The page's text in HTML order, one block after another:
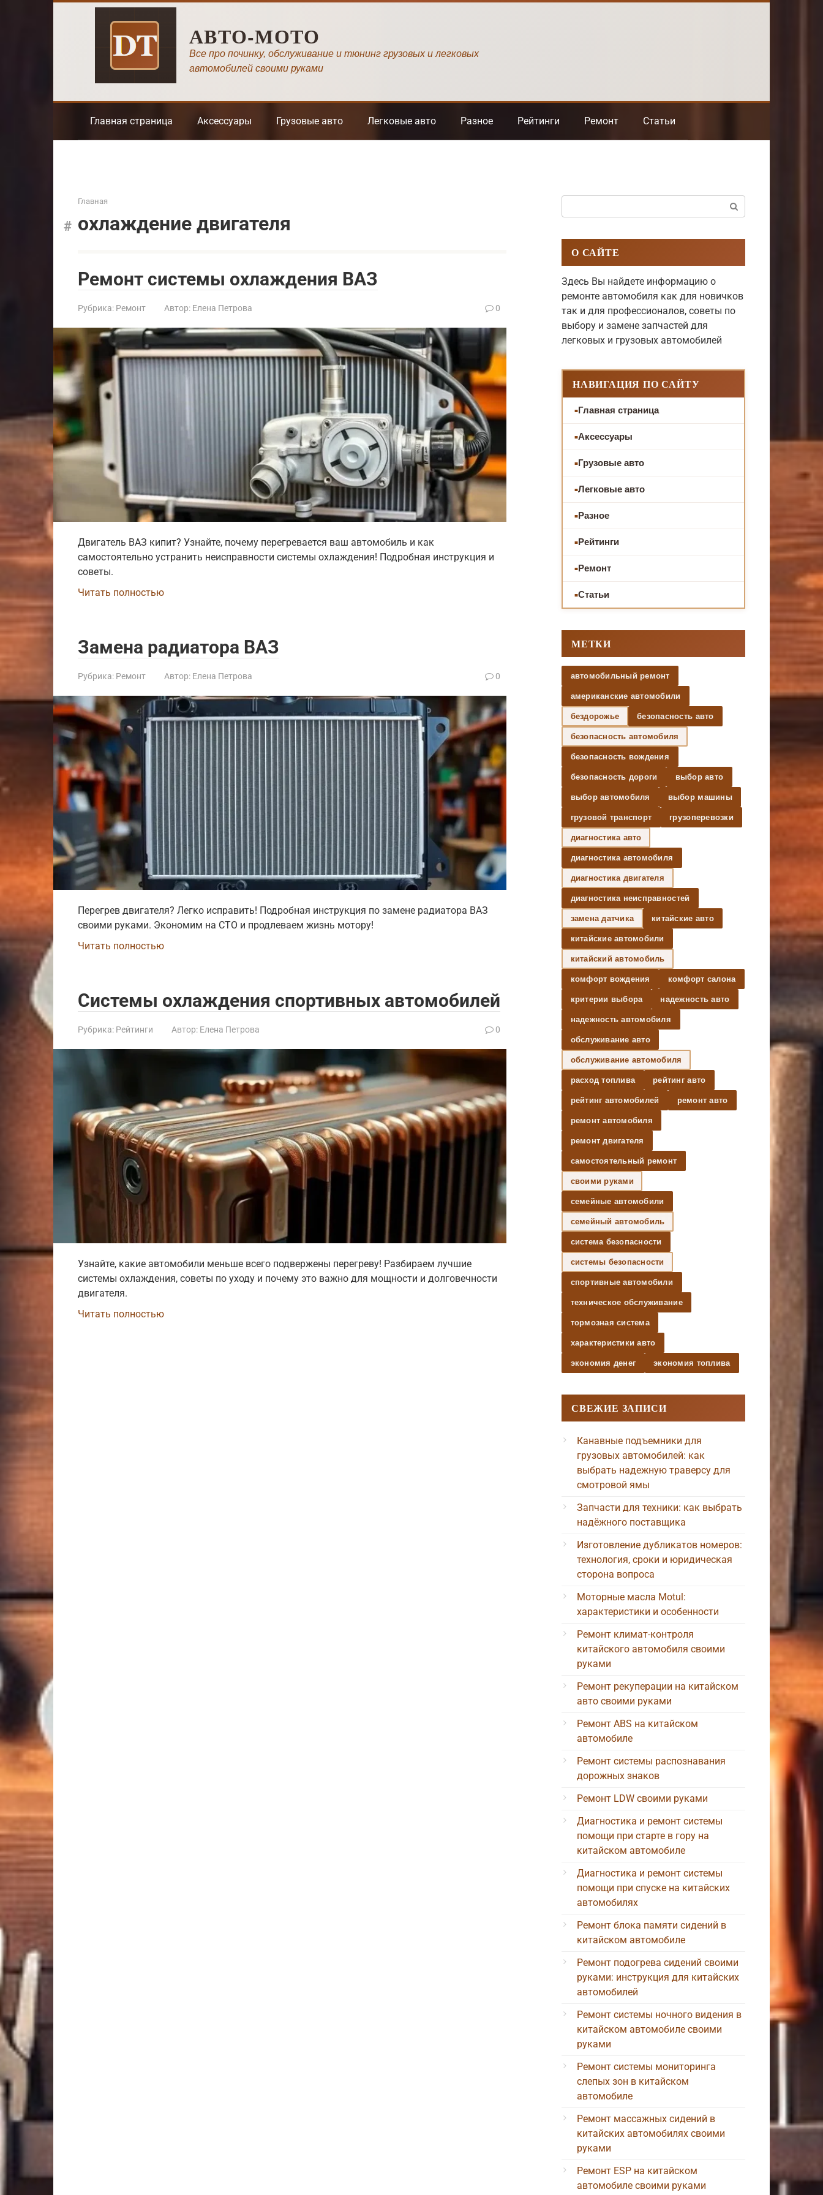
АВТО-МОТО
Все про починку, обслуживание и тюнинг грузовых и легковых
автомобилей своими руками
Главная страница Аксессуары Грузовые авто Легковые авто Разное Рейтинги Ремонт Статьи
Главная
охлаждение двигателя
Ремонт системы охлаждения ВАЗ
Рубрика: Ремонт Автор: Елена Петрова 0
Двигатель ВАЗ кипит? Узнайте, почему перегревается ваш автомобиль и как
самостоятельно устранить неисправности системы охлаждения! Подробная инструкция и
советы.
Читать полностью
Замена радиатора ВАЗ
Рубрика: Ремонт Автор: Елена Петрова 0
Перегрев двигателя? Легко исправить! Подробная инструкция по замене радиатора ВАЗ
своими руками. Экономим на СТО и продлеваем жизнь мотору!
Читать полностью
Системы охлаждения спортивных автомобилей
Рубрика: Рейтинги Автор: Елена Петрова 0
Узнайте, какие автомобили меньше всего подвержены перегреву! Разбираем лучшие
системы охлаждения, советы по уходу и почему это важно для мощности и долговечности
двигателя.
Читать полностью
О САЙТЕ
Здесь Вы найдете информацию о
ремонте автомобиля как для новичков
так и для профессионалов, советы по
выбору и замене запчастей для
легковых и грузовых автомобилей
НАВИГАЦИЯ ПО САЙТУ
Главная страница
Аксессуары
Грузовые авто
Легковые авто
Разное
Рейтинги
Ремонт
Статьи
МЕТКИ
автомобильный ремонт
американские автомобили
бездорожье безопасность авто
безопасность автомобиля
безопасность вождения
безопасность дороги выбор авто
выбор автомобиля выбор машины
грузовой транспорт грузоперевозки
диагностика авто
диагностика автомобиля
диагностика двигателя
диагностика неисправностей
замена датчика китайские авто
китайские автомобили
китайский автомобиль
комфорт вождения комфорт салона
критерии выбора надежность авто
надежность автомобиля
обслуживание авто
обслуживание автомобиля
расход топлива рейтинг авто
рейтинг автомобилей ремонт авто
ремонт автомобиля
ремонт двигателя
самостоятельный ремонт
своими руками
семейные автомобили
семейный автомобиль
система безопасности
системы безопасности
спортивные автомобили
техническое обслуживание
тормозная система
характеристики авто
экономия денег экономия топлива
СВЕЖИЕ ЗАПИСИ
Канавные подъемники для
грузовых автомобилей: как
выбрать надежную траверсу для
смотровой ямы
Запчасти для техники: как выбрать
надёжного поставщика
Изготовление дубликатов номеров:
технология, сроки и юридическая
сторона вопроса
Моторные масла Motul:
характеристики и особенности
Ремонт климат-контроля
китайского автомобиля своими
руками
Ремонт рекуперации на китайском
авто своими руками
Ремонт ABS на китайском
автомобиле
Ремонт системы распознавания
дорожных знаков
Ремонт LDW своими руками
Диагностика и ремонт системы
помощи при старте в гору на
китайском автомобиле
Диагностика и ремонт системы
помощи при спуске на китайских
автомобилях
Ремонт блока памяти сидений в
китайском автомобиле
Ремонт подогрева сидений своими
руками: инструкция для китайских
автомобилей
Ремонт системы ночного видения в
китайском автомобиле своими
руками
Ремонт системы мониторинга
слепых зон в китайском
автомобиле
Ремонт массажных сидений в
китайских автомобилях своими
руками
Ремонт ESP на китайском
автомобиле своими руками